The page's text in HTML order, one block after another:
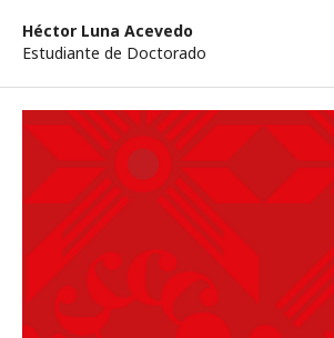
Héctor Luna Acevedo
Estudiante de Doctorado